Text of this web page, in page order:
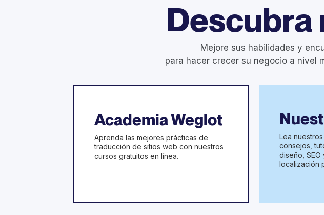
Descubra
Mejore sus habilidades y
para hacer crecer su negocio a nivel
Academia Weglot
Aprenda las mejores prácticas de
traducción de sitios web con nuestros
cursos gratuitos en línea.
Lea
consejos,
diseño,
localización